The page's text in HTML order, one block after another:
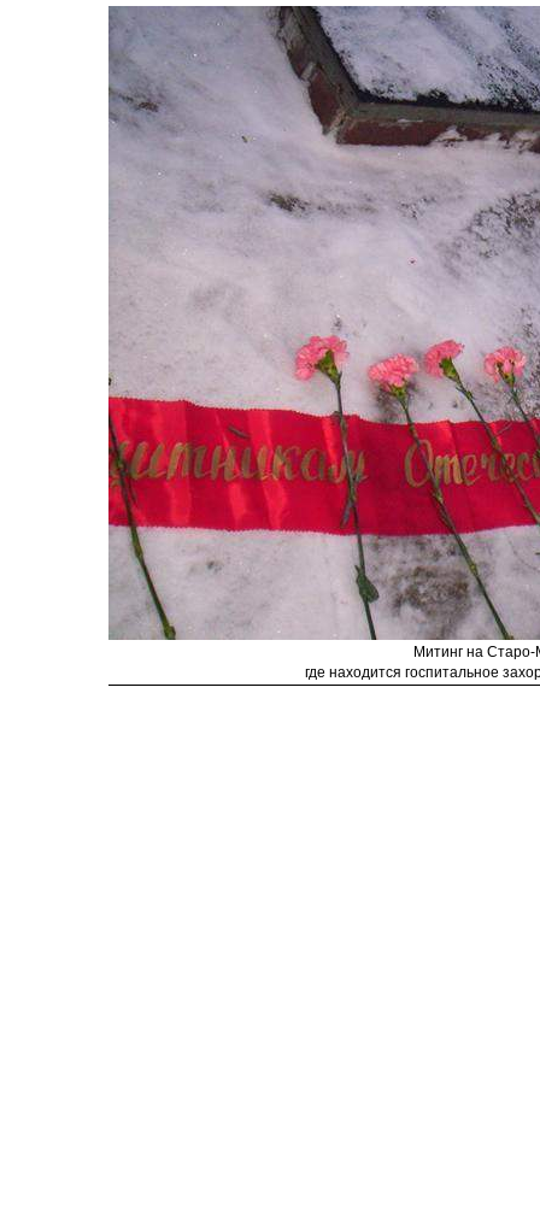
Митинг на Старо-
где находится госпитальное